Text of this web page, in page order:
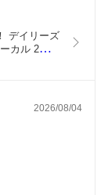
デイリーズ
カル 2箱セ
2026/08/04